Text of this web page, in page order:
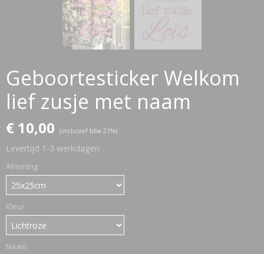
Geboortesticker Welkom
lief zusje met naam
€ 10,00 (inclusief btw 21%)
Levertijd 1-3 werkdagen
Afmeting
Kleur
Naam